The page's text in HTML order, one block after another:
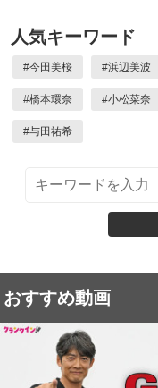
人気キーワード
#今田美桜 #浜辺美波
#橋本環奈 #小松菜奈
#与田祐希
おすすめ動画